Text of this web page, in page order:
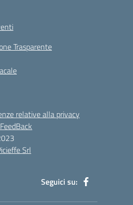
Trasparente
relative alla privacy
Srl
Seguici su: